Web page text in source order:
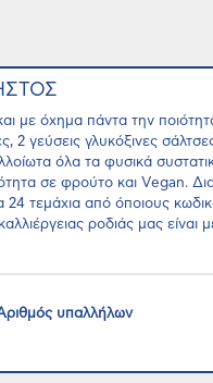
με όχημα πάντα την
2 γεύσεις γλυκόξινες
όλα τα φυσικά
σε φρούτο και
τεμάχια από όποιους
ροδιάς μας
υπαλλήλων